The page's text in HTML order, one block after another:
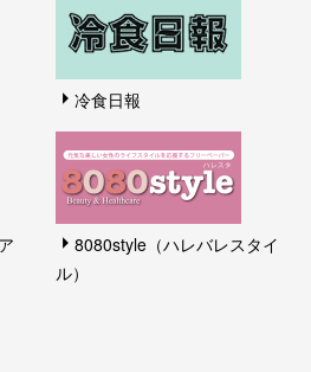
冷食日報
8080style（ハレバレスタイ
ル）